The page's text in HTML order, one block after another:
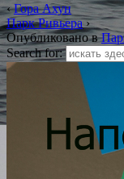
‹Гора Ахун
Парк Ривьера›
Опубликовано в
Search for: